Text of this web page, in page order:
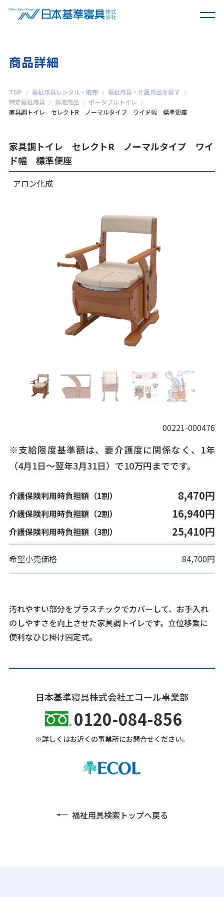
商品詳細
TOP 福祉用具レンタル・販売
福祉用具・介護用品を探す
特定福祉用具
排泄用品
ポータブルトイレ
家具調トイレ セレクトR ノーマルタイプ ワイド幅 標準便座
家具調トイレ セレクトR ノーマルタイプ ワイ
ド幅 標準便座
アロン化成
00221-000476
※支給限度基準額は、要介護度に関係なく、1年
（4月1日〜翌年3月31日）で10万円までです。
介護保険利用時負担額（1割） 8,470円
介護保険利用時負担額（2割） 16,940円
介護保険利用時負担額（3割） 25,410円
希望小売価格 84,700円
汚れやすい部分をプラスチックでカバーして、お手入れ
のしやすさを向上させた家具調トイレです。立位移乗に
便利なひじ掛け固定式。
日本基準寝具株式会社エコール事業部
0120-084-856
※詳しくはお近くの事業所にお問合せください。
福祉用具検索トップへ戻る